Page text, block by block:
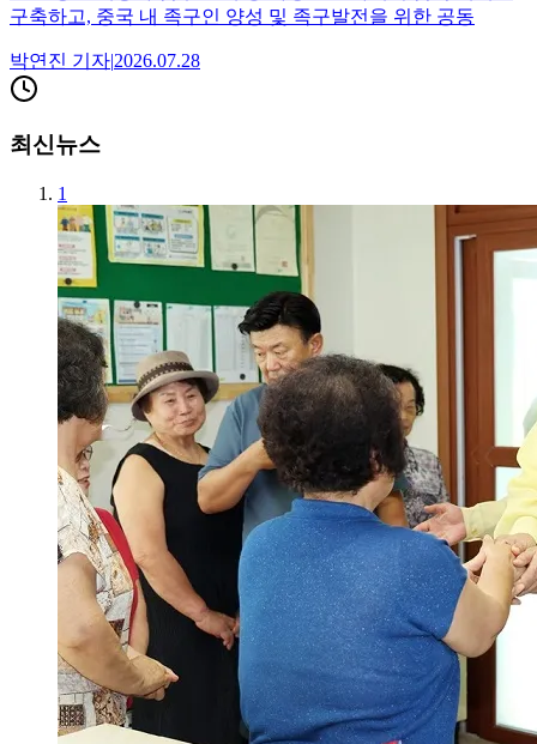
구축하고, 중국 내 족구인 양성 및 족구발전을 위한 공동
박연진 기자|2026.07.28
최신뉴스
1